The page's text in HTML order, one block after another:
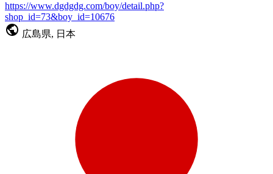
https://www.dgdgdg.com/boy/detail.php?
shop_id=73&boy_id=10676
広島県, 日本